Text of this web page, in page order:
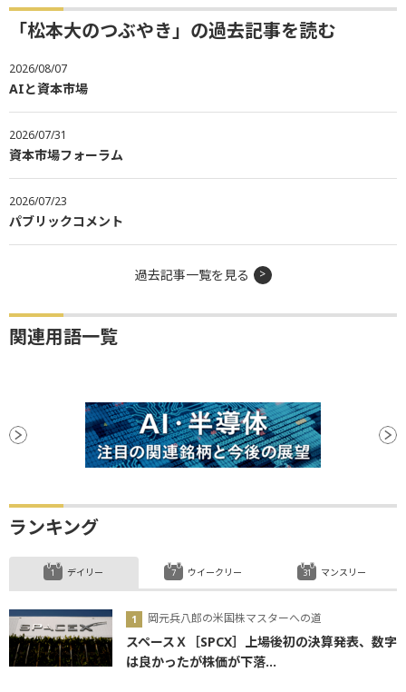
「松本大のつぶやき」の過去記事を読む
2026/08/07
AIと資本市場
2026/07/31
資本市場フォーラム
2026/07/23
パブリックコメント
過去記事一覧を見る
関連用語一覧
ランキング
デイリー
岡元兵八郎の米国株マスターへの道
スペースＸ［SPCX］上場後初の決算発表、数字
は良かったが株価が下落...
ウイークリー マンスリー